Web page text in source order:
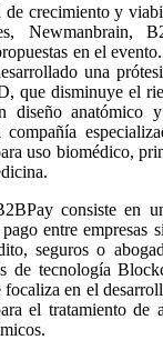
de crecimiento y
Newmanbrain,
en el
una
que disminuye el
diseño anatómico
uso biomédico,
consiste en
entre empresas
seguros o
de tecnología
focaliza en el
el tratamiento de